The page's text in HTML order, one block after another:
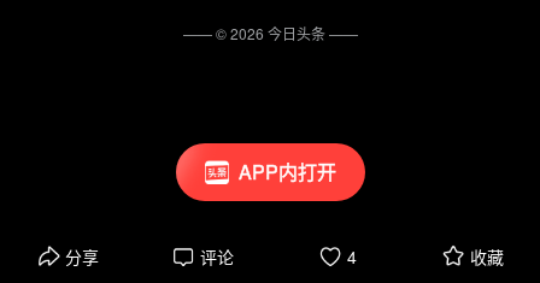
APP内打开
分享 评论 4 收藏
—— ©2026 今日头条——